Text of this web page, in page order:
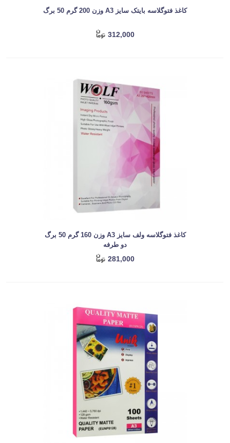
کاغذ فتوگلاسه بایتک سایز A3 وزن 200 گرم 50 برگ
312,000
کاغذ فتوگلاسه ولف سایز A3 وزن 160 گرم 50 برگ
دو طرفه
281,000